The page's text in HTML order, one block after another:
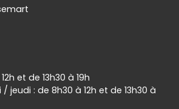
et de 13h30 à 19h
jeudi : de 8h30 à 12h et de 13h30 à